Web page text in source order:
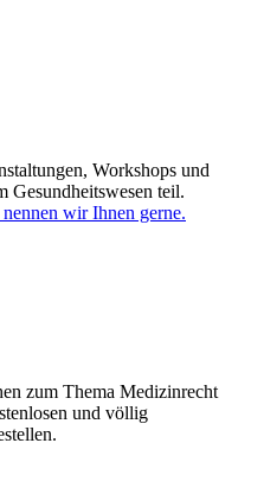
Workshops und
Gesundheitswesen teil.
wir Ihnen gerne.
zum Thema Medizinrecht
und völlig